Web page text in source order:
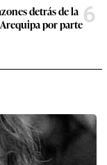
detrás de la
por parte6